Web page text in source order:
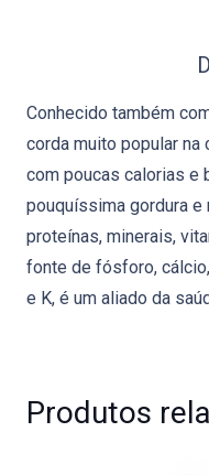
Conhecido também
corda muito popular na
com poucas calorias e
pouquíssima gordura
proteínas, minerais,
fonte de fósforo,
e K, é um aliado da
Produtos